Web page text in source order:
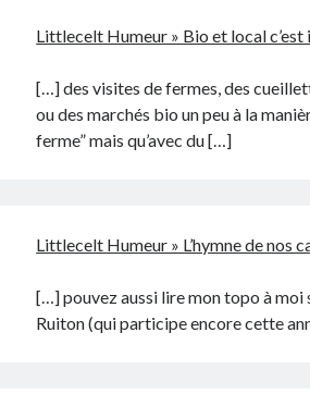
Littlecelt Humeur » Bio et local c’est
[…] des visites de fermes, des
ou des marchés bio un peu à la
ferme” mais qu’avec du […]
Littlecelt Humeur » L’hymne de nos
[…] pouvez aussi lire mon topo à moi
Ruiton (qui participe encore cette